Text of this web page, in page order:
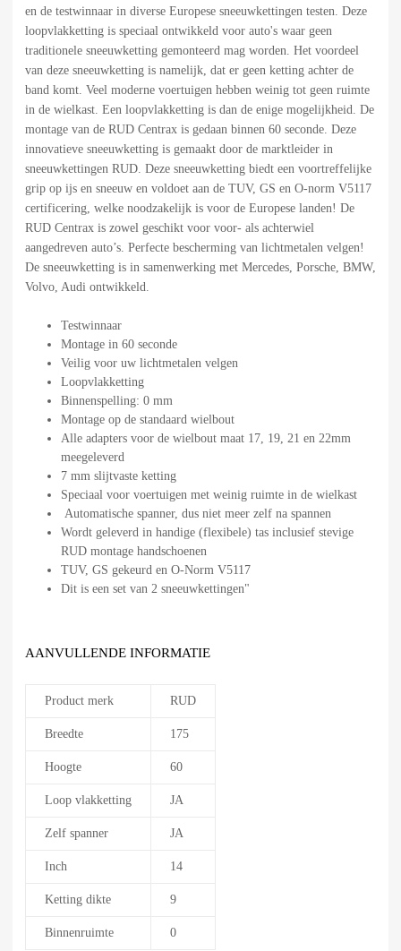
en de testwinnaar in diverse Europese sneeuwkettingen testen. Deze
loopvlakketting is speciaal ontwikkeld voor auto's waar geen
traditionele sneeuwketting gemonteerd mag worden. Het voordeel
van deze sneeuwketting is namelijk, dat er geen ketting achter de
band komt. Veel moderne voertuigen hebben weinig tot geen ruimte
in de wielkast. Een loopvlakketting is dan de enige mogelijkheid. De
montage van de RUD Centrax is gedaan binnen 60 seconde. Deze
innovatieve sneeuwketting is gemaakt door de marktleider in
sneeuwkettingen RUD. Deze sneeuwketting biedt een voortreffelijke
grip op ijs en sneeuw en voldoet aan de TUV, GS en O-norm V5117
certificering, welke noodzakelijk is voor de Europese landen! De
RUD Centrax is zowel geschikt voor voor- als achterwiel
aangedreven auto’s. Perfecte bescherming van lichtmetalen velgen!
De sneeuwketting is in samenwerking met Mercedes, Porsche, BMW,
Volvo, Audi ontwikkeld.
Testwinnaar
Montage in 60 seconde
Veilig voor uw lichtmetalen velgen
Loopvlakketting
Binnenspelling: 0 mm
Montage op de standaard wielbout
Alle adapters voor de wielbout maat 17, 19, 21 en 22mm
meegeleverd
7 mm slijtvaste ketting
Speciaal voor voertuigen met weinig ruimte in de wielkast
Automatische spanner, dus niet meer zelf na spannen
Wordt geleverd in handige (flexibele) tas inclusief stevige
RUD montage handschoenen
TUV, GS gekeurd en O-Norm V5117
Dit is een set van 2 sneeuwkettingen"
AANVULLENDE INFORMATIE
Product merk RUD
Breedte 175
Hoogte 60
Loop vlakketting JA
Zelf spanner JA
Inch 14
Ketting dikte 9
Binnenruimte 0